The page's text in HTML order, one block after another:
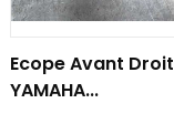
Ecope Avant Droit
YAMAHA...